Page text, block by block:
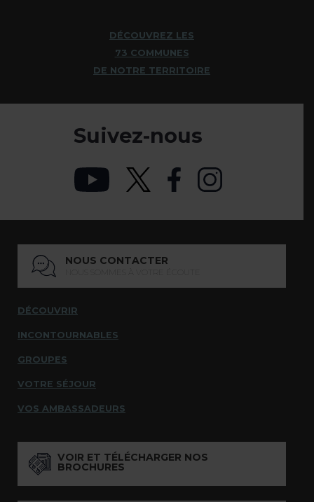
DÉCOUVREZ LES
73 COMMUNES
DE NOTRE TERRITOIRE
Suivez-nous
NOUS CONTACTER
DÉCOUVRIR
INCONTOURNABLES
GROUPES
VOTRE SÉJOUR
VOS AMBASSADEURS
VOIR ET TÉLÉCHARGER NOS
BROCHURES